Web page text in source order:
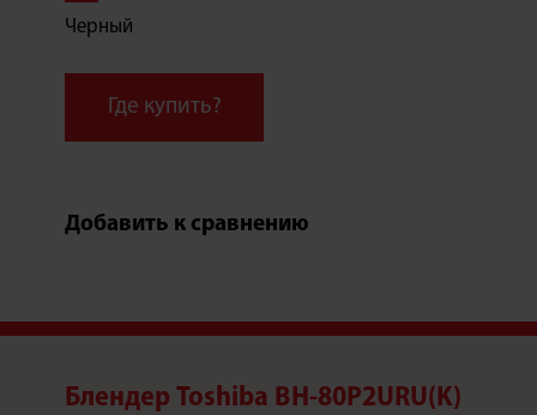
Черный
Где купить?
Добавить к сравнению
Блендер Toshiba BH-80P2URU(K)